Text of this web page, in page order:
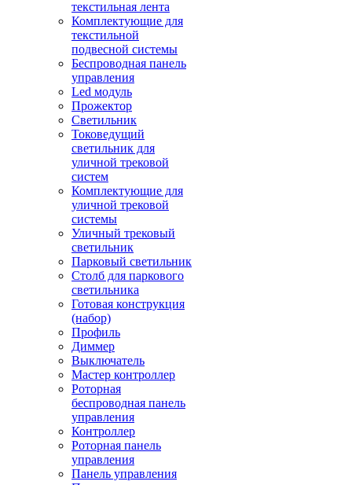
текстильная лента
Комплектующие для
текстильной
подвесной системы
Беспроводная панель
управления
Led модуль
Прожектор
Светильник
Токоведущий
светильник для
уличной трековой
систем
Комплектующие для
уличной трековой
системы
Уличный трековый
светильник
Парковый светильник
Столб для паркового
светильника
Готовая конструкция
(набор)
Профиль
Диммер
Выключатель
Мастер контроллер
Роторная
беспроводная панель
управления
Контроллер
Роторная панель
управления
Панель управления